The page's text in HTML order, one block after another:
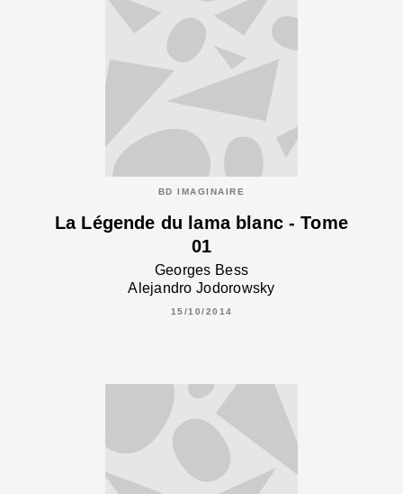
BD IMAGINAIRE
La Légende du lama blanc - Tome
01
Georges Bess
Alejandro Jodorowsky
15/10/2014